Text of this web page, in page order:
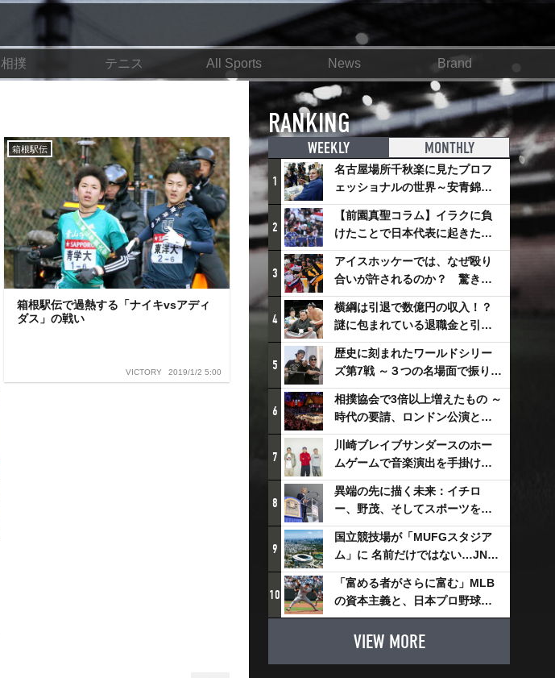
相撲 テニス All Sports News Brand
箱根駅伝
箱根駅伝で過熱する「ナイキvsアディ
ダス」の戦い
VICTORY 2019/1/2 5:00
RANKING
WEEKLY MONTHLY
1
名古屋場所千秋楽に見たプロフ
ェッショナルの世界～安青錦の
優勝を巡るさまざまなドラマ
2
【前園真聖コラム】イラクに負
けたことで日本代表に起きたプ
ラスとは
3
アイスホッケーでは、なぜ殴り
合いが許されるのか？ 驚きの
「ファイティング」ルールにつ
いて
4
横綱は引退で数億円の収入！？
謎に包まれている退職金と引退
相撲興行
5
歴史に刻まれたワールドシリー
ズ第7戦 ～３つの名場面で振り返
る～
6
相撲協会で3倍以上増えたもの ～
時代の要請、ロンドン公演と古
式大相撲
7
川崎ブレイブサンダースのホー
ムゲームで音楽演出を手掛ける
スチャダラパーが川崎新！アリ
ーナシティ・プロジェクトを語
る 「楽しみでしかないでしょ。
川崎は、ずっと成長曲線だか
ら」
8
異端の先に描く未来：イチロ
ー、野茂、そしてスポーツを支
える科学界の挑戦
9
国立競技場が「MUFGスタジア
ム」に 名前だけではない…JNSE
とMUFGが“共創”し描く地域活
性化・社会価値創造の近未来図
とは
10
「富める者がさらに富む」MLB
の資本主義と、日本プロ野球が
踏み出せない一歩
VIEW MORE